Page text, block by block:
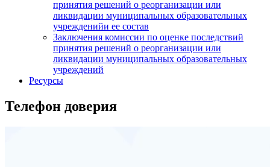
принятия решений о реорганизации или
ликвидации муниципальных образовательных
учрежденийи ее состав
Заключения комиссии по оценке последствий
принятия решений о реорганизации или
ликвидации муниципальных образовательных
учреждений
Ресурсы
Телефон доверия